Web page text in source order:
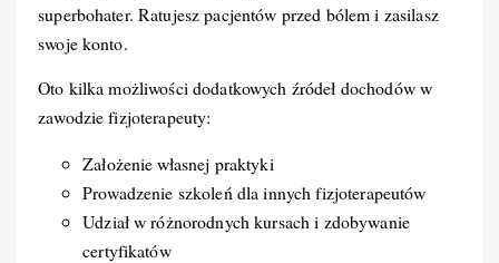
superbohater. Ratujesz pacjentów przed bólem i zasilasz
swoje konto.
Oto kilka możliwości dodatkowych źródeł dochodów w
zawodzie fizjoterapeuty:
Założenie własnej praktyki
Prowadzenie szkoleń dla innych fizjoterapeutów
Udział w różnorodnych kursach i zdobywanie
certyfikatów